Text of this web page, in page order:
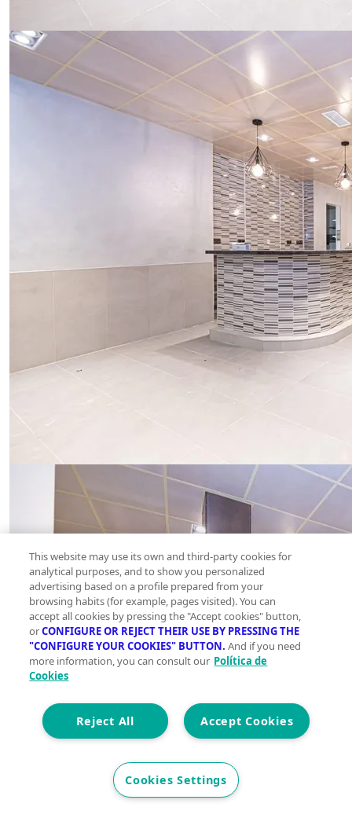
This website may use its own and third-party cookies for
analytical purposes, and to show you personalized
advertising based on a profile prepared from your
browsing habits (for example, pages visited). You can
accept all cookies by pressing the "Accept cookies" button,
orCONFIGURE OR REJECT THEIR USE BY PRESSING THE
"CONFIGURE YOUR COOKIES" BUTTON. And if you need
more information, you can consult our Política de
Cookies
Accept Cookies
Reject All
Cookies Settings